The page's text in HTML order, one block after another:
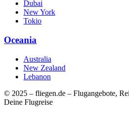
Dubai
New York
Tokio
Oceania
Australia
New Zealand
Lebanon
© 2025 – fliegen.de – Flugangebote,
Deine Flugreise